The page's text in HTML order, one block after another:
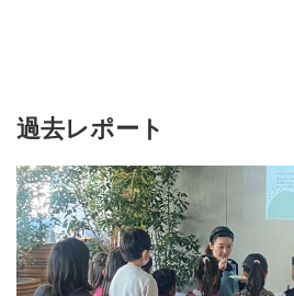
過去レポート